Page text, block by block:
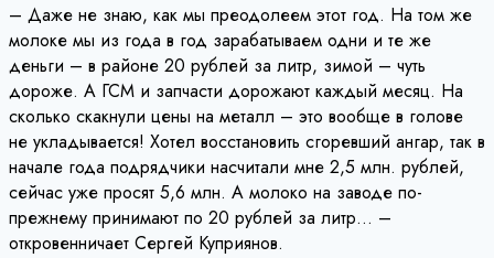
– Даже не знаю, как мы преодолеем этот год. На том же
молоке мы из года в год зарабатываем одни и те же
деньги – в районе 20 рублей за литр, зимой – чуть
дороже. А ГСМ и запчасти дорожают каждый месяц. На
сколько скакнули цены на металл – это вообще в голове
не укладывается! Хотел восстановить сгоревший ангар, так в
начале года подрядчики насчитали мне 2,5 млн. рублей,
сейчас уже просят 5,6 млн. А молоко на заводе по-
прежнему принимают по 20 рублей за литр… –
откровенничает Сергей Куприянов.